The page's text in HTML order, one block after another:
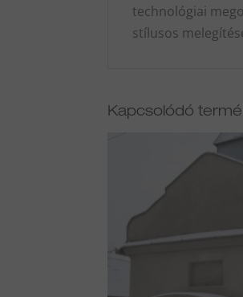
technológiai
stílusos
Kapcsolódó